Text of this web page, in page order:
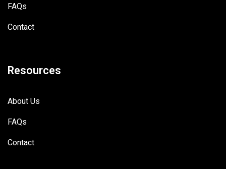
FAQs
Contact
Resources
About Us
FAQs
Contact